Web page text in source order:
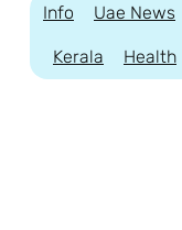
Info Uae News
Kerala Health